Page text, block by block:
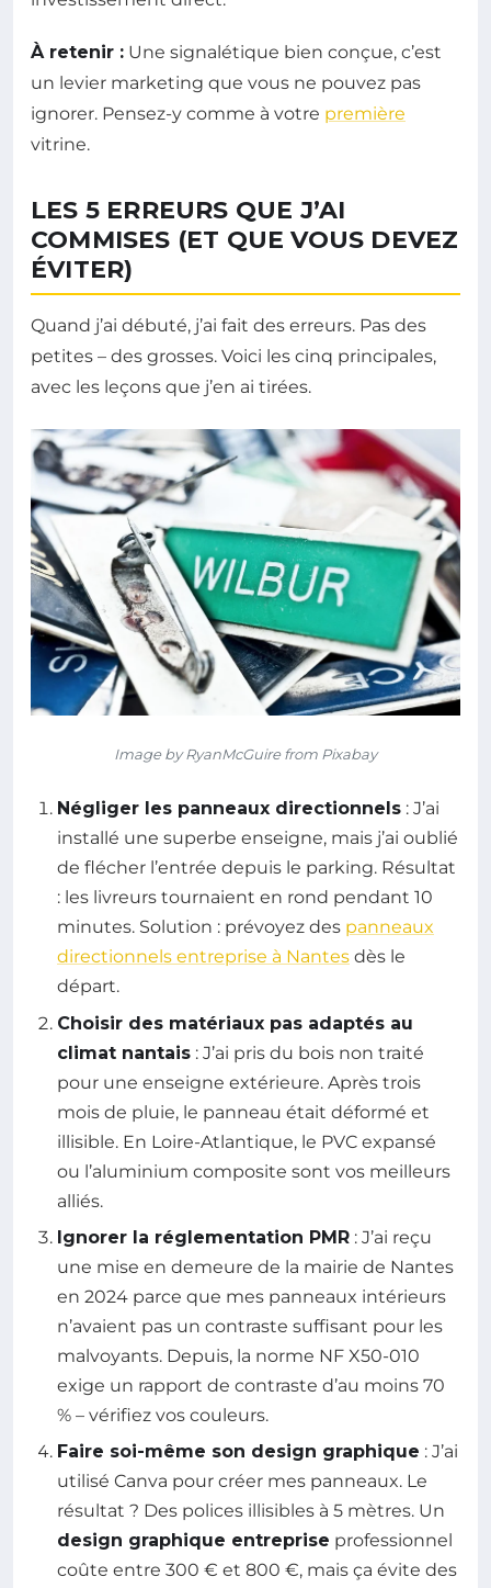
À retenir : Une signalétique bien conçue, c’est
un levier marketing que vous ne pouvez pas
ignorer. Pensez-y comme à votre première
vitrine.
LES 5 ERREURS QUE J’AI
COMMISES (ET QUE VOUS DEVEZ
ÉVITER)
Quand j’ai débuté, j’ai fait des erreurs. Pas des
petites – des grosses. Voici les cinq principales,
avec les leçons que j’en ai tirées.
Image by RyanMcGuire from Pixabay
Négliger les panneaux directionnels : J’ai
installé une superbe enseigne, mais j’ai oublié
de flécher l’entrée depuis le parking. Résultat
: les livreurs tournaient en rond pendant 10
minutes. Solution : prévoyez des panneaux
directionnels entreprise à Nantes dès le
départ.
Choisir des matériaux pas adaptés au
climat nantais : J’ai pris du bois non traité
pour une enseigne extérieure. Après trois
mois de pluie, le panneau était déformé et
illisible. En Loire-Atlantique, le PVC expansé
ou l’aluminium composite sont vos meilleurs
alliés.
Ignorer la réglementation PMR : J’ai reçu
une mise en demeure de la mairie de Nantes
en 2024 parce que mes panneaux intérieurs
n’avaient pas un contraste suffisant pour les
malvoyants. Depuis, la norme NF X50-010
exige un rapport de contraste d’au moins 70
% – vérifiez vos couleurs.
Faire soi-même son design graphique : J’ai
utilisé Canva pour créer mes panneaux. Le
résultat ? Des polices illisibles à 5 mètres. Un
design graphique entreprise professionnel
coûte entre 300 € et 800 €, mais ça évite des